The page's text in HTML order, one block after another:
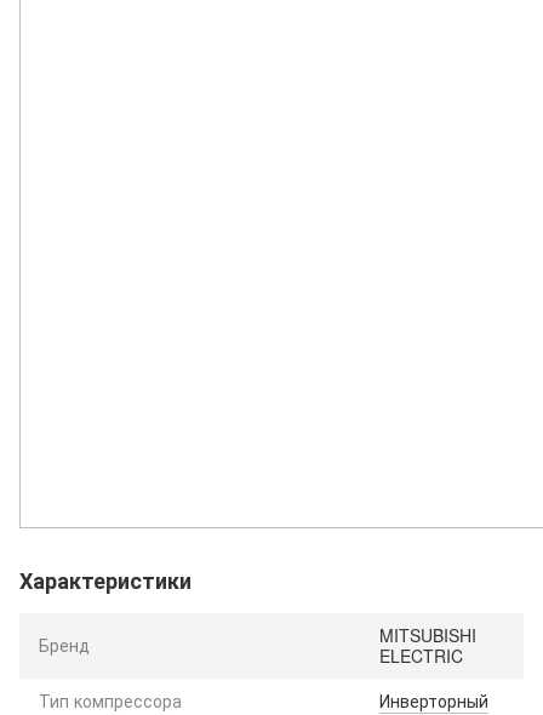
Характеристики
Бренд
MITSUBISHI
ELECTRIC
Тип компрессора
Инверторный